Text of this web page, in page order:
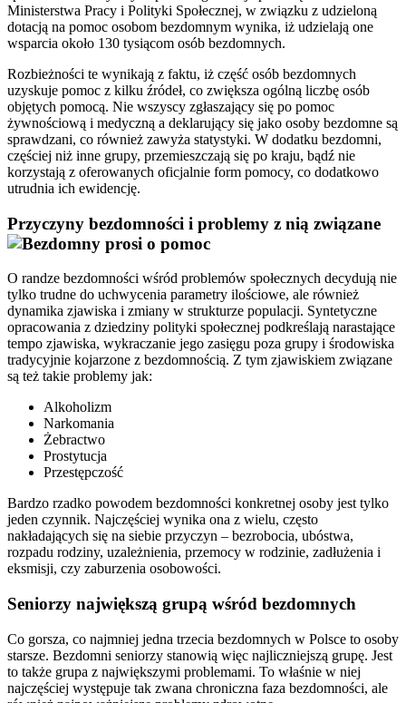
Ministerstwa Pracy i Polityki Społecznej, w związku z udzieloną
dotacją na pomoc osobom bezdomnym wynika, iż udzielają one
wsparcia około 130 tysiącom osób bezdomnych.
Rozbieżności te wynikają z faktu, iż część osób bezdomnych
uzyskuje pomoc z kilku źródeł, co zwiększa ogólną liczbę osób
objętych pomocą. Nie wszyscy zgłaszający się po pomoc
żywnościową i medyczną a deklarujący się jako osoby bezdomne są
sprawdzani, co również zawyża statystyki. W dodatku bezdomni,
częściej niż inne grupy, przemieszczają się po kraju, bądź nie
korzystają z oferowanych oficjalnie form pomocy, co dodatkowo
utrudnia ich ewidencję.
Przyczyny bezdomności i problemy z nią związane
O randze bezdomności wśród problemów społecznych decydują nie
tylko trudne do uchwycenia parametry ilościowe, ale również
dynamika zjawiska i zmiany w strukturze populacji. Syntetyczne
opracowania z dziedziny polityki społecznej podkreślają narastające
tempo zjawiska, wykraczanie jego zasięgu poza grupy i środowiska
tradycyjnie kojarzone z bezdomnością. Z tym zjawiskiem związane
są też takie problemy jak:
Alkoholizm
Narkomania
Żebractwo
Prostytucja
Przestępczość
Bardzo rzadko powodem bezdomności konkretnej osoby jest tylko
jeden czynnik. Najczęściej wynika ona z wielu, często
nakładających się na siebie przyczyn – bezrobocia, ubóstwa,
rozpadu rodziny, uzależnienia, przemocy w rodzinie, zadłużenia i
eksmisji, czy zaburzenia osobowości.
Seniorzy największą grupą wśród bezdomnych
Co gorsza, co najmniej jedna trzecia bezdomnych w Polsce to osoby
starsze. Bezdomni seniorzy stanowią więc najliczniejszą grupę. Jest
to także grupa z największymi problemami. To właśnie w niej
najczęściej występuje tak zwana chroniczna faza bezdomności, ale